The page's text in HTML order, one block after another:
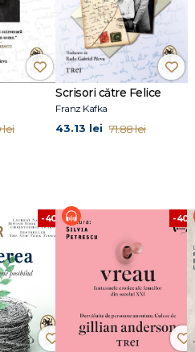
lei
Scrisori către Felice
Franz Kafka
43.13 lei 71.88 lei
-40% -40%